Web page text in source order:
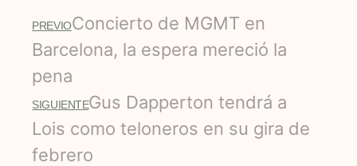
PREVIOConcierto de MGMT en
Barcelona, la espera mereció la
pena
SIGUIENTEGus Dapperton tendrá a
Lois como teloneros en su gira de
febrero